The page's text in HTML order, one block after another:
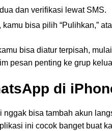
dan verifikasi lewat SMS.
bisa pilih “Pulihkan,”
bisa diatur terpisah,
pesan penting ke grup
di
bisa tambah akun
ini cocok banget buat